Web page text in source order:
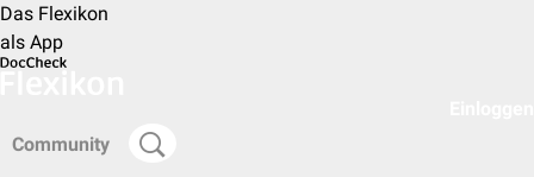
Das Flexikon
als App
Community